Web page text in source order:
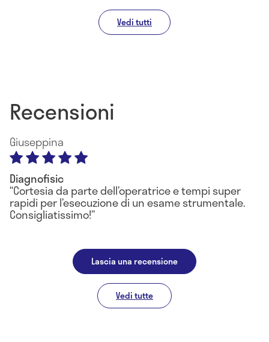
Vedi tutti
Recensioni
Giuseppina
Diagnofisic
Cortesia da parte dell’operatrice e tempi super
rapidi per l’esecuzione di un esame strumentale.
Consigliatissimo!
Lascia una recensione
Vedi tutte